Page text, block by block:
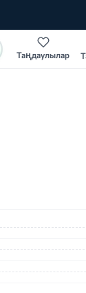
Таңдаулылар